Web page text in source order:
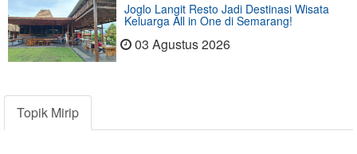
Joglo Langit Resto Jadi Destinasi Wisata
Keluarga All in One di Semarang!
03 Agustus 2026
Topik Mirip